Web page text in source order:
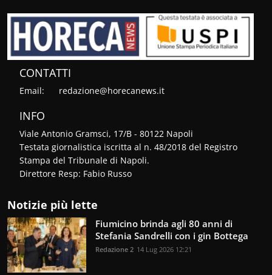
CONTATTI
Email: redazione@horecanews.it
INFO
Viale Antonio Gramsci, 17/B - 80122 Napoli
Testata giornalistica iscritta al n. 48/2018 del Registro
Stampa del Tribunale di Napoli.
Direttore Resp: Fabio Russo
Notizie più lette
Fiumicino brinda agli 80 anni di
Stefania Sandrelli con i gin Bottega
Redazione 2 14 Lug 2026 12:21